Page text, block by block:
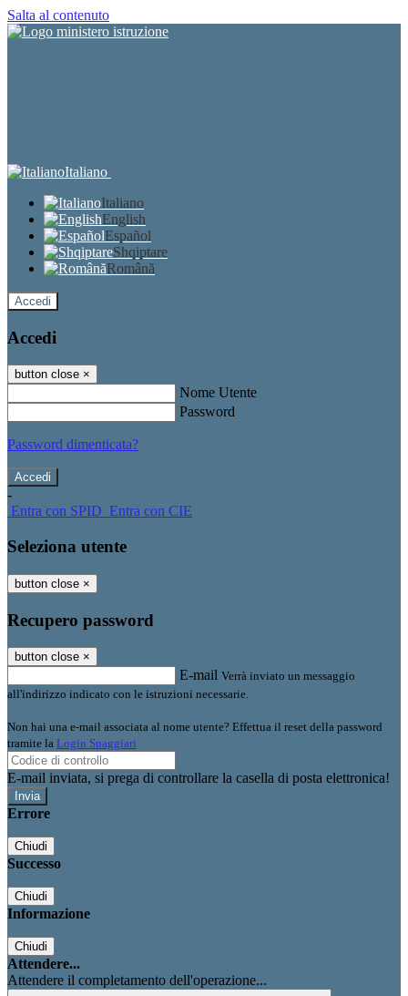
Salta al contenuto
Italiano
Italiano
English
Español
Shqiptare
Română
Accedi
Accedi
button close ×
Nome Utente
Password
Password dimenticata?
-
Entra con SPID Entra con CIE
Seleziona utente
button close ×
Recupero password
button close ×
E-mail Verrà inviato un messaggio
all'indirizzo indicato con le istruzioni necessarie.
Non hai una e-mail associata al nome utente? Effettua il reset della password
tramite la Login Spaggiari
E-mail inviata, si prega di controllare la casella di posta elettronica!
Errore
Chiudi
Successo
Chiudi
Informazione
Chiudi
Attendere...
Attendere il completamento dell'operazione...